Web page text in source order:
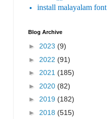
install malayalam font
Blog Archive
► 2023 (9)
► 2022 (91)
► 2021 (185)
► 2020 (82)
► 2019 (182)
► 2018 (515)